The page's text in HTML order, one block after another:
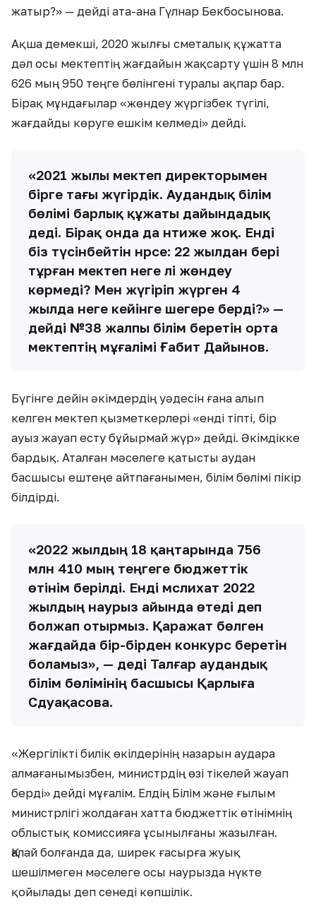
жатыр?» — дейді ата-ана Гүлнар Бекбосынова.
Ақша демекші, 2020 жылғы сметалық құжатта
дәл осы мектептің жағдайын жақсарту үшін 8 млн
626 мың 950 теңге бөлінгені туралы ақпар бар.
Бірақ мұндағылар «жөндеу жүргізбек түгілі,
жағдайды көруге ешкім келмеді» дейді.
«2021 жылы мектеп директорымен
бірге тағы жүгірдік. Аудандық білім
бөлімі барлық құжаты дайындадық
деді. Бірақ онда да нәтиже жоқ. Енді
біз түсінбейтін нәрсе: 22 жылдан бері
тұрған мектеп неге әлі жөндеу
көрмеді? Мен жүгіріп жүрген 4
жылда неге кейінге шегере берді?» —
дейді №38 жалпы білім беретін орта
мектептің мұғалімі Ғабит Дайынов.
Бүгінге дейін әкімдердің уәдесін ғана алып
келген мектеп қызметкерлері «енді тіпті, бір
ауыз жауап есту бұйырмай жүр» дейді. Әкімдікке
бардық. Аталған мәселеге қатысты аудан
басшысы ештеңе айтпағанымен, білім бөлімі пікір
білдірді.
«2022 жылдың 18 қаңтарында 756
млн 410 мың теңгеге бюджеттік
өтінім берілді. Енді мәслихат 2022
жылдың наурыз айында өтеді деп
болжап отырмыз. Қаражат бөлген
жағдайда бір-бірден конкурс беретін
боламыз», — деді Талғар аудандық
білім бөлімінің басшысы Қарлыға
Сәдуақасова.
«Жергілікті билік өкілдерінің назарын аудара
алмағанымызбен, министрдің өзі тікелей жауап
берді» дейді мұғалім. Елдің Білім және ғылым
министрлігі жолдаған хатта бюджеттік өтінімнің
облыстық комиссияға ұсынылғаны жазылған.
Қалай болғанда да, ширек ғасырға жуық
шешілмеген мәселеге осы наурызда нүкте
қойылады деп сенеді көпшілік.